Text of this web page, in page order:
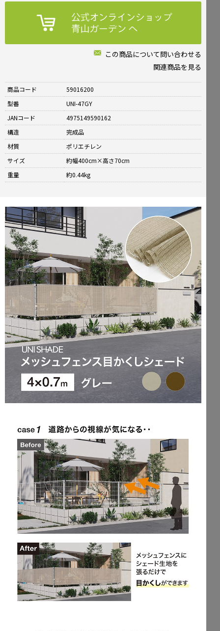
この商品について問い合わせる
関連商品を見る
商品コード
59016200
型番
UNI-47GY
JANコード
4975149590162
構造
完成品
材質
ポリエチレン
サイズ
約幅400cm×高さ70cm
重量
約0.44kg